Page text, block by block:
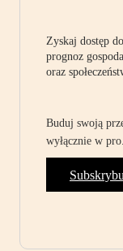
Zyskaj dostęp
prognoz
oraz
Buduj swoją
wyłącznie w